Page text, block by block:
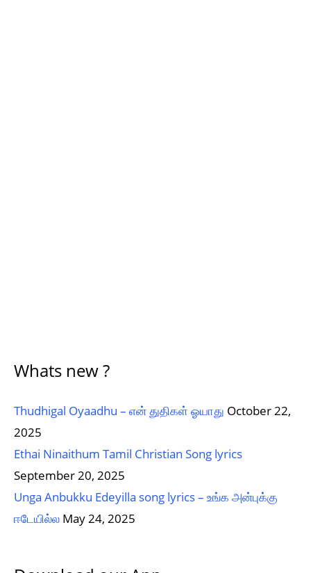
Whats new ?
Thudhigal Oyaadhu – என் துதிகள் ஓயாது October 22,
2025
Ethai Ninaithum Tamil Christian Song lyrics
September 20, 2025
Unga Anbukku Edeyilla song lyrics – உங்க அன்புக்கு
ஈடேயில்ல May 24, 2025